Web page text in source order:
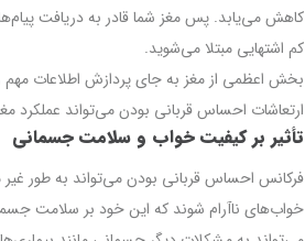
کاهش می‌یابد. پس مغز شما قادر به دریافت
کم اشتهایی مبتلا می‌شوید.
بخش اعظمی از مغز به جای پردازش اطلاعات
ارتعاشات احساس قربانی بودن می‌تواند عملکرد
تأثیر بر کیفیت خواب و سلامت جسمانی
فرکانس احساس قربانی بودن می‌تواند به طور
خواب‌های ناآرام شوند که این خود بر سلامت